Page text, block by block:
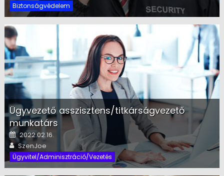
Biztonságvédelem
Ügyvezető asszisztens/titkárságvezető
munkatárs
Posted on
2022.02.16.
Author
SzenJoe
Ügyvitel/Adminisztráció/Vezetés